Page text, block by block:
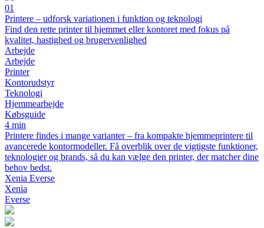
01
Printere – udforsk variationen i funktion og teknologi
Find den rette printer til hjemmet eller kontoret med fokus på
kvalitet, hastighed og brugervenlighed
Arbejde
Arbejde
Printer
Kontorudstyr
Teknologi
Hjemmearbejde
Købsguide
4 min
Printere findes i mange varianter – fra kompakte hjemmeprintere til
avancerede kontormodeller. Få overblik over de vigtigste funktioner,
teknologier og brands, så du kan vælge den printer, der matcher dine
behov bedst.
Xenia Everse
Xenia
Everse